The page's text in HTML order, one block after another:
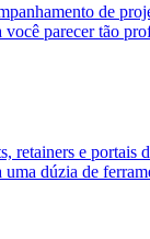
de
parecer tão
retainers e portais
dúzia de